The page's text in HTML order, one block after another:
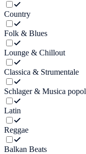
Country
Folk & Blues
Lounge & Chillout
Classica & Strumentale
Schlager & Musica
Latin
Reggae
Balkan Beats